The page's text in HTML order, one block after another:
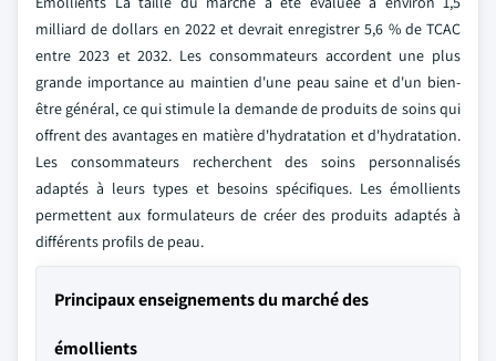
milliard de dollars en 2022 et devrait enregistrer 5,6 % de TCAC
entre 2023 et 2032. Les consommateurs accordent une plus
grande importance au maintien d'une peau saine et d'un bien-
être général, ce qui stimule la demande de produits de soins qui
offrent des avantages en matière d'hydratation et d'hydratation.
Les consommateurs recherchent des soins personnalisés
adaptés à leurs types et besoins spécifiques. Les émollients
permettent aux formulateurs de créer des produits adaptés à
différents profils de peau.
Principaux enseignements du marché des
émollients